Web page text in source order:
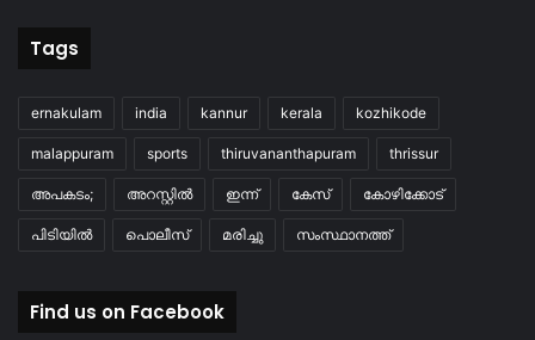
Tags
ernakulam india kannur kerala kozhikode
malappuram sports thiruvananthapuram thrissur
അപകടം; അറസ്റ്റിൽ ഇന്ന് കേസ് കോഴിക്കോട്
പിടിയിൽ പൊലീസ് മരിച്ചു സംസ്ഥാനത്ത്
Find us on Facebook